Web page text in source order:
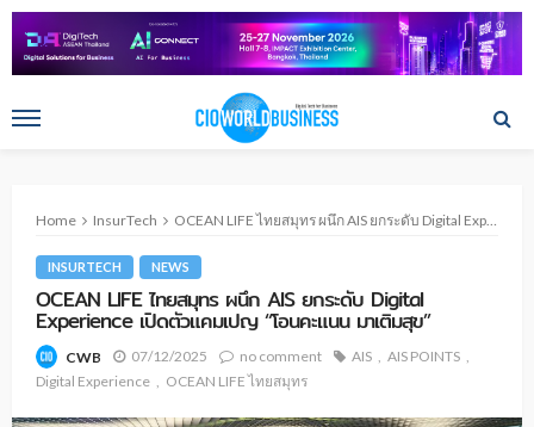
Home InsurTech OCEAN LIFE ไทยสมุทร ผนึก AIS ยกระดับ Digital Experience เปิดตัวแคมเปญ “โอนคะแนน มาเติมสุข”
INSURTECH NEWS
OCEAN LIFE ไทยสมุทร ผนึก AIS ยกระดับ Digital
Experience เปิดตัวแคมเปญ “โอนคะแนน มาเติมสุข”
CWB 07/12/2025 no comment AIS
AIS POINTS
Digital Experience
OCEAN LIFE ไทยสมุทร